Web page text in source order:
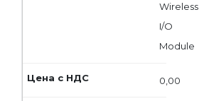
Wireless
I/O
Module
0,00